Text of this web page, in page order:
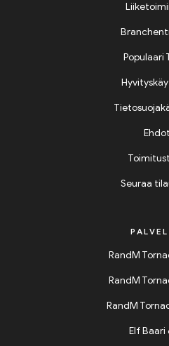
Populaari
Ehdot
Seuraa
RandM
RandM
RandM
Elf Baari